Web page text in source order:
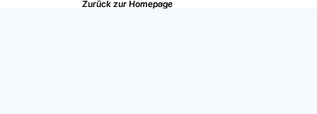
Zurück zur Homepage
Zurück zur Homepage